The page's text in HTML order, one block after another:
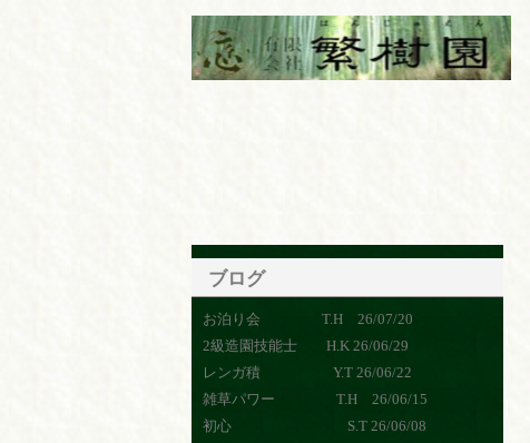
ブログ
お泊り会 T.H 26/07/20
2級造園技能士 H.K 26/06/29
レンガ積 Y.T 26/06/22
雑草パワー T.H 26/06/15
初心 S.T 26/06/08